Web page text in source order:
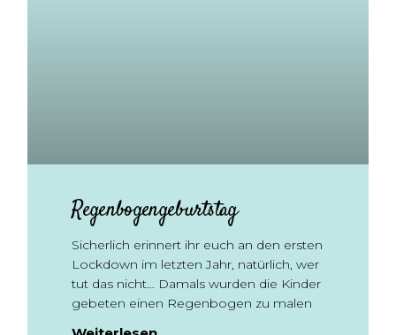
Regenbogengeburtstag
Sicherlich erinnert ihr euch an den ersten
Lockdown im letzten Jahr, natürlich, wer
tut das nicht… Damals wurden die Kinder
gebeten einen Regenbogen zu malen